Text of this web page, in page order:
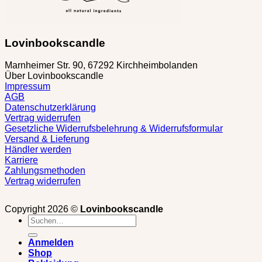
Lovinbookscandle
Marnheimer Str. 90, 67292 Kirchheimbolanden
Über Lovinbookscandle
Impressum
AGB
Datenschutzerklärung
Vertrag widerrufen
Gesetzliche Widerrufsbelehrung & Widerrufsformular
Versand & Lieferung
Händler werden
Karriere
Zahlungsmethoden
Vertrag widerrufen
Copyright 2026 © Lovinbookscandle
Suchen
nach:
Anmelden
Shop